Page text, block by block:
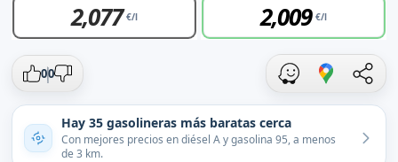
2,077 2,009
00
Hay 35 gasolineras más baratas cerca
Con mejores precios en diésel A y gasolina 95, a menos
de 3 km.